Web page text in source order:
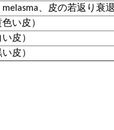
、皮の若返り衰
い皮）
皮）
皮）